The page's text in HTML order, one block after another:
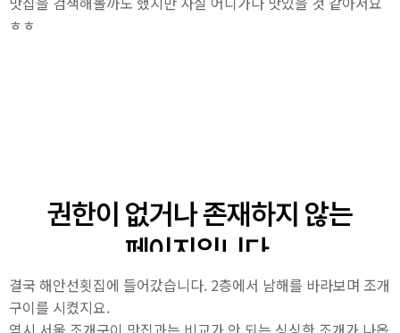
ㅎㅎ
결국 해안선횟집에 들어갔습니다. 2층에서 남해를 바라보며 조개
구이를 시켰지요.